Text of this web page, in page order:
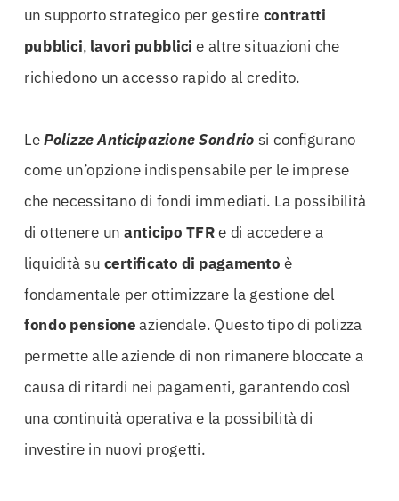
un supporto strategico per gestire contratti
pubblici, lavori pubblici e altre situazioni che
richiedono un accesso rapido al credito.
LePolizze Anticipazione Sondrio si configurano
come un’opzione indispensabile per le imprese
che necessitano di fondi immediati. La possibilità
di ottenere un anticipo TFRe di accedere a
liquidità su certificato di pagamento è
fondamentale per ottimizzare la gestione del
fondo pensioneaziendale. Questo tipo di polizza
permette alle aziende di non rimanere bloccate a
causa di ritardi nei pagamenti, garantendo così
una continuità operativa e la possibilità di
investire in nuovi progetti.